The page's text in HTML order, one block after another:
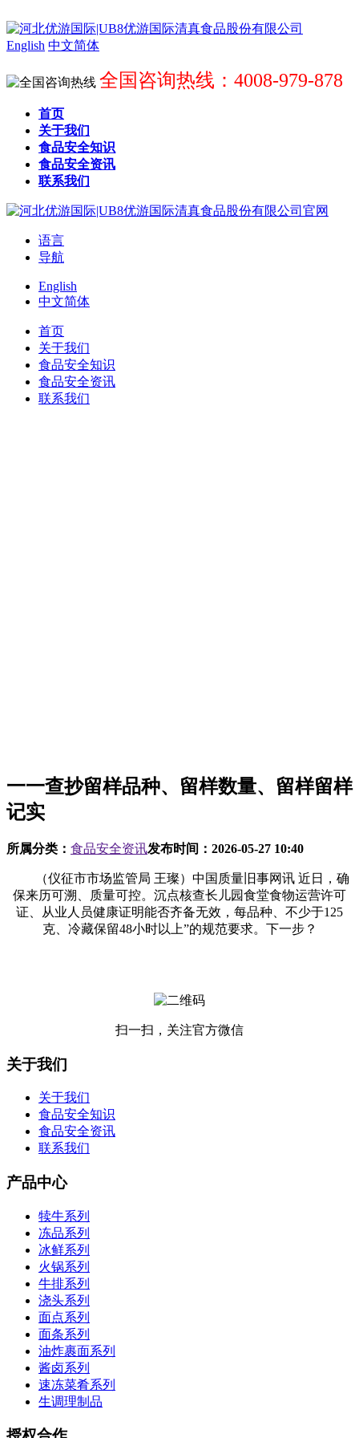
English 中文简体
全国咨询热线：4008-979-878
首页
关于我们
食品安全知识
食品安全资讯
联系我们
语言
导航
English
中文简体
首页
关于我们
食品安全知识
食品安全资讯
联系我们
一一查抄留样品种、留样数量、留样留样
记实
所属分类： 食品安全资讯发布时间： 2026-05-27 10:40
（仪征市市场监管局 王璨）中国质量旧事网讯 近日，确
保来历可溯、质量可控。沉点核查长儿园食堂食物运营许可
证、从业人员健康证明能否齐备无效，每品种、不少于125
克、冷藏保留48小时以上”的规范要求。下一步？
扫一扫，关注官方微信
关于我们
关于我们
食品安全知识
食品安全资讯
联系我们
产品中心
犊牛系列
冻品系列
冰鲜系列
火锅系列
牛排系列
浇头系列
面点系列
面条系列
油炸裹面系列
酱卤系列
速冻菜肴系列
生调理制品